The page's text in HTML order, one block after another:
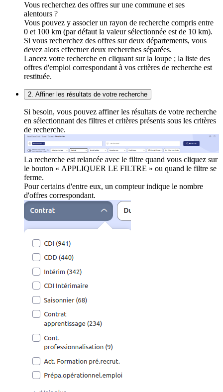
Vous recherchez des offres sur une commune et ses
alentours ?
Vous pouvez y associer un rayon de recherche compris entre
0 et 100 km (par défaut la valeur sélectionnée est de 10 km).
Si vous recherchez des offres sur deux départements, vous
devez alors effectuer deux recherches séparées.
Lancez votre recherche en cliquant sur la loupe ; la liste des
offres d'emploi correspondant à vos critères de recherche est
restituée.
2. Affiner les résultats de votre recherche
Si besoin, vous pouvez affiner les résultats de votre recherche
en sélectionnant des filtres et critères présents sous les critères
de recherche.
La recherche est relancée avec le filtre quand vous cliquez sur
le bouton « APPLIQUER LE FILTRE » ou quand le filtre se
ferme.
Pour certains d'entre eux, un compteur indique le nombre
d'offres correspondant.